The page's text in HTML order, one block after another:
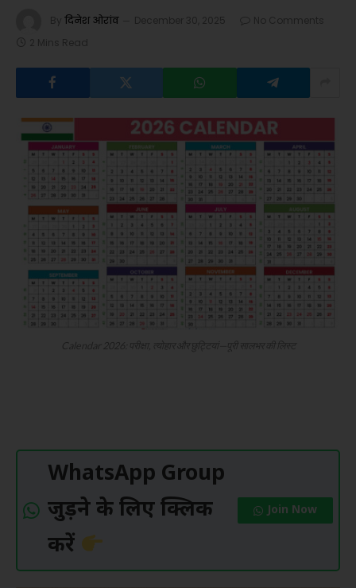
By दिनेश ओरांव December 30, 2025
No Comments
2 Mins Read
Calendar 2026: परीक्षा, त्योहार और छुट्टियां—पूरी सालभर की लिस्ट
WhatsApp Group
जुड़ने के लिए क्लिक
करें
Join Now